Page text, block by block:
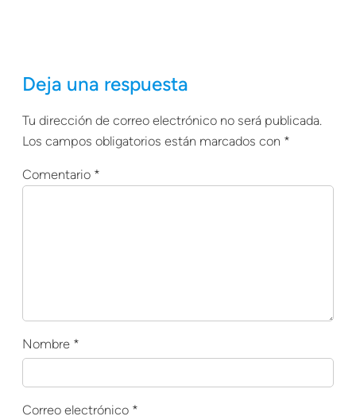
Deja una respuesta
Tu dirección de correo electrónico no será publicada.
Los campos obligatorios están marcados con *
Comentario *
Nombre *
Correo electrónico *